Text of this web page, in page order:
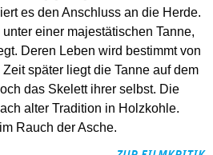
es den Anschluss an die Herde.
einer majestätischen Tanne,
Deren Leben wird bestimmt von
später liegt die Tanne auf dem
das Skelett ihrer selbst. Die
alter Tradition in Holzkohle.
Rauch der Asche.